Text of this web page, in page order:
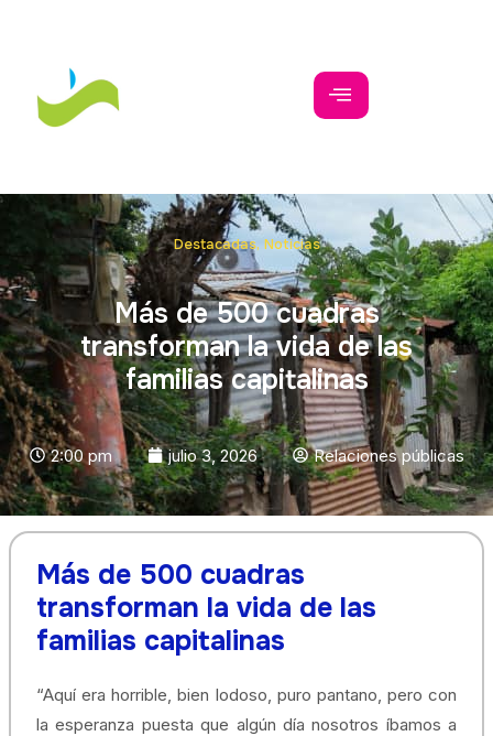
Destacadas, Noticias
Más de 500 cuadras
transforman la vida de las
familias capitalinas
2:00 pm julio 3, 2026 Relaciones públicas
Más de 500 cuadras
transforman la vida de las
familias capitalinas
“Aquí era horrible, bien lodoso, puro pantano, pero con
la esperanza puesta que algún día nosotros íbamos a